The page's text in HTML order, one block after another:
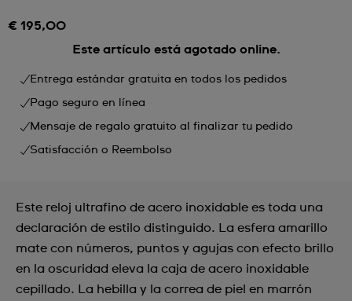
€ 195,00
Este artículo está agotado online.
Entrega estándar gratuita en todos los pedidos
Pago seguro en línea
Mensaje de regalo gratuito al finalizar tu pedido
Satisfacción o Reembolso
Este reloj ultrafino de acero inoxidable es toda una
declaración de estilo distinguido. La esfera amarillo
mate con números, puntos y agujas con efecto brillo
en la oscuridad eleva la caja de acero inoxidable
cepillado. La hebilla y la correa de piel en marrón